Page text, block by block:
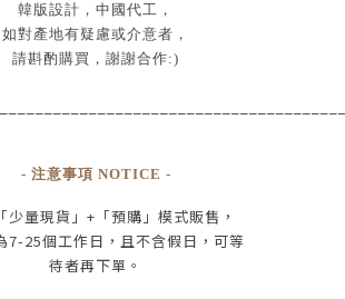
韓版設計，中國代工 ，
如對產地有疑慮或介意者，
請斟酌購買， 謝謝合作:)
- 注意事項 NOTICE -
「少量現貨」+ 「預購」模式販售，
7-25個工作日 ，且不含假日 ， 可等
待者再下單 。